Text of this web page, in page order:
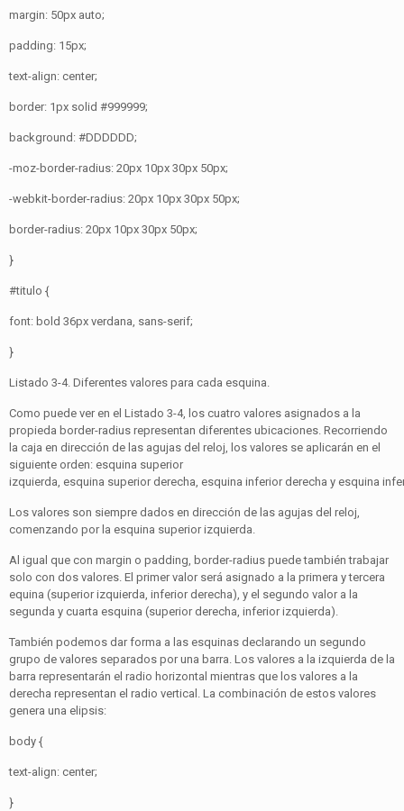
margin: 50px auto;
padding: 15px;
text-align: center;
border: 1px solid #999999;
background: #DDDDDD;
-moz-border-radius: 20px 10px 30px 50px;
-webkit-border-radius: 20px 10px 30px 50px;
border-radius: 20px 10px 30px 50px;
}
#titulo {
font: bold 36px verdana, sans-serif;
}
Listado 3-4. Diferentes valores para cada esquina.
Como puede ver en el Listado 3-4, los cuatro valores asignados a la
propieda border-radius representan diferentes ubicaciones. Recorriendo
la caja en dirección de las agujas del reloj, los valores se aplicarán en el
siguiente orden: esquina superior
izquierda, esquina superior derecha, esquina inferior derecha y esquina
Los valores son siempre dados en dirección de las agujas del reloj,
comenzando por la esquina superior izquierda.
Al igual que con margin o padding, border-radius puede también trabajar
solo con dos valores. El primer valor será asignado a la primera y tercera
equina (superior izquierda, inferior derecha), y el segundo valor a la
segunda y cuarta esquina (superior derecha, inferior izquierda).
También podemos dar forma a las esquinas declarando un segundo
grupo de valores separados por una barra. Los valores a la izquierda de la
barra representarán el radio horizontal mientras que los valores a la
derecha representan el radio vertical. La combinación de estos valores
genera una elipsis:
body {
text-align: center;
}